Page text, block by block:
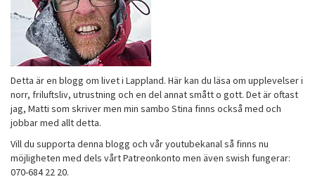
Detta är en blogg om livet i Lappland. Här kan du läsa om upplevelser i
norr, friluftsliv, utrustning och en del annat smått o gott. Det är oftast
jag, Matti som skriver men min sambo Stina finns också med och
jobbar med allt detta.
Vill du supporta denna blogg och vår youtubekanal så finns nu
möjligheten med dels vårt Patreonkonto men även swish fungerar:
070-684 22 20.